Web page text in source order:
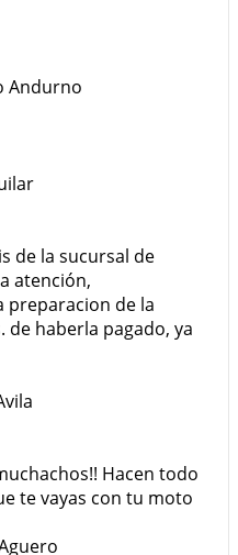
de la sucursal de
atención,
preparacion de la
de haberla pagado, ya
Hacen todo
te vayas con tu moto